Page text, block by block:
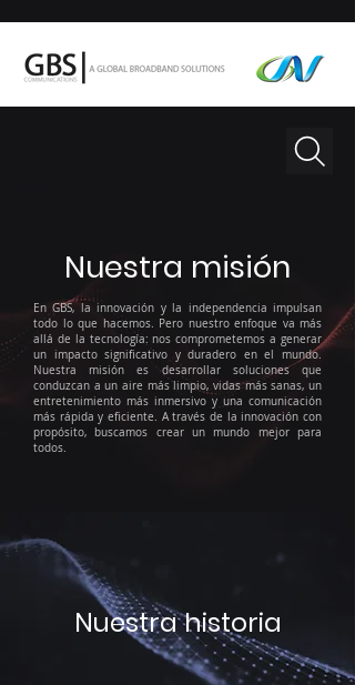
Nuestra misión
En GBS, la innovación y la independencia impulsan
todo lo que hacemos. Pero nuestro enfoque va más
allá de la tecnología: nos comprometemos a generar
un impacto significativo y duradero en el mundo.
Nuestra misión es desarrollar soluciones que
conduzcan a un aire más limpio, vidas más sanas, un
entretenimiento más inmersivo y una comunicación
más rápida y eficiente. A través de la innovación con
propósito, buscamos crear un mundo mejor para
todos.
Nuestra historia